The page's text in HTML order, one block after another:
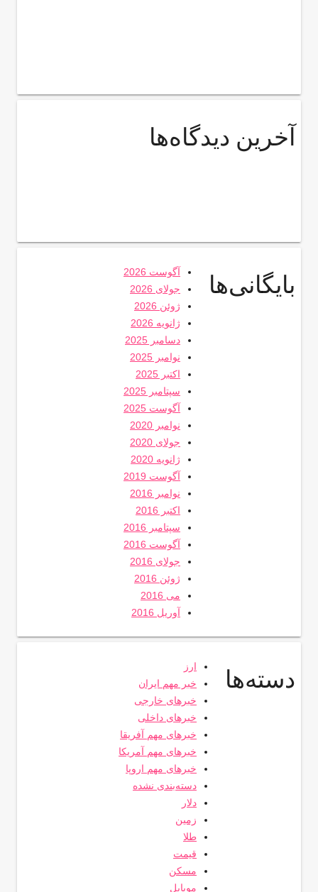
آخرین دیدگاه‌ها
بایگانی‌ها
آگوست 2026
جولای 2026
ژوئن 2026
ژانویه 2026
دسامبر 2025
نوامبر 2025
اکتبر 2025
سپتامبر 2025
آگوست 2025
نوامبر 2020
جولای 2020
ژانویه 2020
آگوست 2019
نوامبر 2016
اکتبر 2016
سپتامبر 2016
آگوست 2016
جولای 2016
ژوئن 2016
می 2016
آوریل 2016
دسته‌ها
ارز
خبر مهم ایران
خبرهای خارجی
خبرهای داخلی
خبرهای مهم آفریقا
خبرهای مهم آمریکا
خبرهای مهم اروپا
دسته‌بندی نشده
دلار
زمین
طلا
قیمت
مسکن
موبایل